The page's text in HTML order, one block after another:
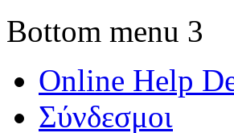
Bottom menu 3
Online Help
Σύνδεσμοι